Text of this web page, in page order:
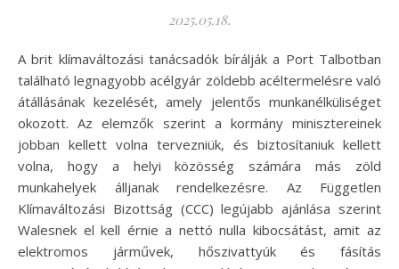
2025.05.18.
A brit klímaváltozási tanácsadók bírálják a Port Talbotban
található legnagyobb acélgyár zöldebb acéltermelésre való
átállásának kezelését, amely jelentős munkanélküliséget
okozott. Az elemzők szerint a kormány minisztereinek
jobban kellett volna tervezniük, és biztosítaniuk kellett
volna, hogy a helyi közösség számára más zöld
munkahelyek álljanak rendelkezésre. Az Független
Klímaváltozási Bizottság (CCC) legújabb ajánlása szerint
Walesnek el kell érnie a nettó nulla kibocsátást, amit az
elektromos járművek, hőszivattyúk és fásítás